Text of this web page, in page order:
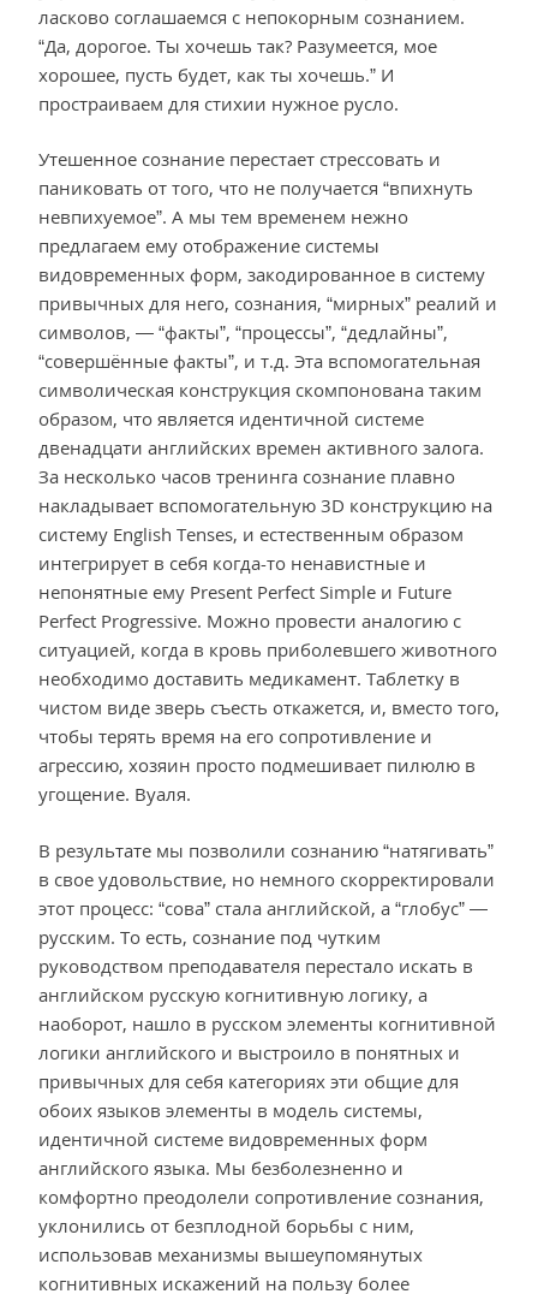
ласково соглашаемся с непокорным сознанием.
“Да, дорогое. Ты хочешь так? Разумеется, мое
хорошее, пусть будет, как ты хочешь.” И
простраиваем для стихии нужное русло.
Утешенное сознание перестает стрессовать и
паниковать от того, что не получается “впихнуть
невпихуемое”. А мы тем временем нежно
предлагаем ему отображение системы
видовременных форм, закодированное в систему
привычных для него, сознания, “мирных” реалий и
символов, — “факты”, “процессы”, “дедлайны”,
“совершённые факты”, и т.д. Эта вспомогательная
символическая конструкция скомпонована таким
образом, что является идентичной системе
двенадцати английских времен активного залога.
За несколько часов тренинга сознание плавно
накладывает вспомогательную 3D конструкцию на
систему English Tenses, и естественным образом
интегрирует в себя когда-то ненавистные и
непонятные ему Present Perfect Simple и Future
Perfect Progressive. Можно провести аналогию с
ситуацией, когда в кровь приболевшего животного
необходимо доставить медикамент. Таблетку в
чистом виде зверь съесть откажется, и, вместо того,
чтобы терять время на его сопротивление и
агрессию, хозяин просто подмешивает пилюлю в
угощение. Вуаля.
В результате мы позволили сознанию “натягивать”
в свое удовольствие, но немного скорректировали
этот процесс: “сова” стала английской, а “глобус” —
русским. То есть, сознание под чутким
руководством преподавателя перестало искать в
английском русскую когнитивную логику, а
наоборот, нашло в русском элементы когнитивной
логики английского и выстроило в понятных и
привычных для себя категориях эти общие для
обоих языков элементы в модель системы,
идентичной системе видовременных форм
английского языка. Мы безболезненно и
комфортно преодолели сопротивление сознания,
уклонились от безплодной борьбы с ним,
использовав механизмы вышеупомянутых
когнитивных искажений на пользу более